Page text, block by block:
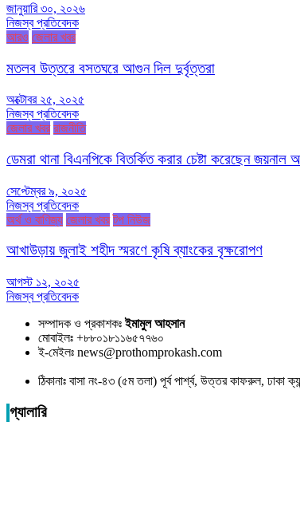
জানুয়ারি ৩০, ২০২৬
নিজস্ব প্রতিবেদক
আরও জেলার খবর
মতলব উত্তরে বসতঘরে আগুন দিল দুর্বৃত্তরা
অক্টোবর ২৫, ২০২৫
নিজস্ব প্রতিবেদক
জেলার খবর রাজনীতি
ডেমরা থানা বিএনপিকে বিতর্কিত করার চেষ্টা করেছেন জয়নাল
সেপ্টেম্বর ৯, ২০২৫
নিজস্ব প্রতিবেদক
অর্থ ও বাণিজ্য জেলার খবর টপ নিউজ
আখাউড়ায় জুলাই শহীদ স্মরণে কৃষি ব্যাংকের বৃক্ষরোপণ
আগস্ট ১২, ২০২৫
নিজস্ব প্রতিবেদক
সম্পাদক ও প্রকাশকঃইমামুল আহসান
মোবাইলঃ +৮৮০১৮১১৬৫৭৭৬০
ই-মেইলঃ news@prothomprokash.com
ঠিকানাঃ বাসা নং-৪৩ (৫ম তলা) পূর্ব পার্শ্ব, উত্তর কাফরুল, ঢাকা
গ্যালারি